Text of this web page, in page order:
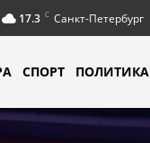
17.3 C Санкт-Петербург
СПОРТ ПОЛИТИКА